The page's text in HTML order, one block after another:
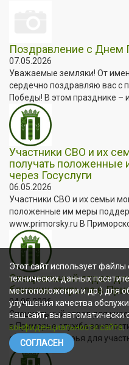
Поздравление с Днем
07.05.2026
Уважаемые земляки! От
сердечно поздравляю вас с
Победы! В этом празднике –
Участники СВО и их
получать
через Госуслуги
06.05.2026
Участники СВО и их семьи
положенные им меры
www.primorsky.ru В
Специальный отдел
близких открыла в
04.05.2026
Специальный отдел для
в Приморье служба
столице Приморья для
Этот сайт использует файлы
технических данных
местоположении и др.) для
улучшения качества
наш сайт, вы автоматически
конфиденциальности сайта.
СОГЛАСЕН